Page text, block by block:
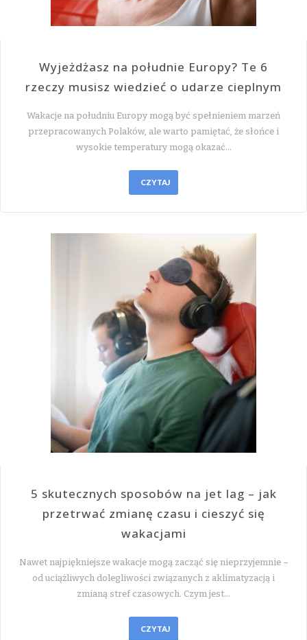
Wyjeżdżasz na południe Europy? Te 6
rzeczy musisz wiedzieć o udarze cieplnym
Wakacje na południu Europy mogą być spełnieniem marzeń
przepracowanych Polaków, ale warto pamiętać, że słońce i
wysokie temperatury mogą okazać…
CZYTAJ
5 skutecznych sposobów na jet lag – jak
przetrwać zmianę czasu i cieszyć się
wakacjami
Nawet najpiękniejsze wakacje mogą zacząć się nieprzyjemnie –
od uciążliwych dolegliwości związanych z aklimatyzacją i
zmianą stref czasowych. Czym jest…
CZYTAJ